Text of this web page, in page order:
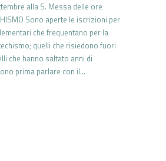
alla S. Messa delle ore
Sono aperte le iscrizioni per
che frequentano per la
quelli che risiedono fuori
che hanno saltato anni di
prima parlare con il…